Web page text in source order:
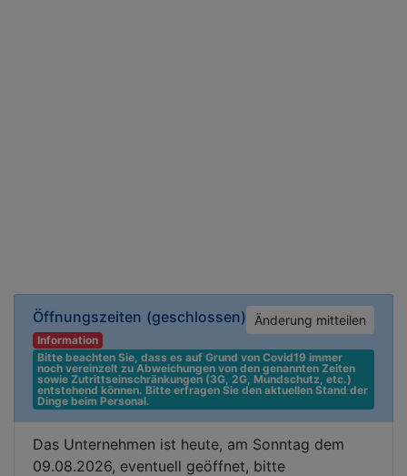
Öffnungszeiten (geschlossen) Änderung mitteilen
Information
Bitte beachten Sie, dass es auf Grund von Covid19 immer
noch vereinzelt zu Abweichungen von den genannten Zeiten
sowie Zutrittseinschränkungen (3G, 2G, Mundschutz, etc.)
entstehend können. Bitte erfragen Sie den aktuellen Stand der
Dinge beim Personal.
Das Unternehmen ist heute, am Sonntag dem
09.08.2026, eventuell geöffnet, bitte